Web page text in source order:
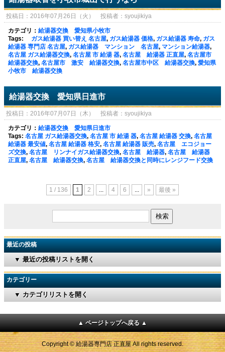
投稿日：2016年07月26日（火） 投稿者：syoujikiya
カテゴリ： 給湯器交換 愛知県小牧市
Tags:
ガス給湯器 買い替え 名古屋, ガス給湯器 価格, ガス給湯器 寿命, ガス
給湯器 専門店 名古屋, ガス給湯器 マンション 名古屋, マンション給湯器,
名古屋 ガス給湯器交換, 名古屋 市 給湯 器, 名古屋 給湯器 正直屋, 名古屋市
給湯器交換, 名古屋市 激安 給湯器交換, 名古屋市中区 給湯器交換, 愛知県
小牧市 給湯器交換
給湯器交換 愛知県日進市
投稿日：2016年07月07日（木） 投稿者：syoujikiya
カテゴリ： 給湯器交換 愛知県日進市
Tags: 名古屋 ガス給湯器交換, 名古屋 市 給湯 器, 名古屋 給湯器 交換, 名古屋
給湯器 最安値, 名古屋 給湯器 格安, 名古屋 給湯器 販売, 名古屋 エコジョー
ズ交換, 名古屋 リンナイガス給湯器交換, 名古屋 給湯器, 名古屋 給湯器
正直屋, 名古屋 給湯器交換, 名古屋 給湯器交換と同時にレンジフード交換
1 / 136 1 2 ... 4 6 ... » 最後 »
最近の投稿
▼ 最近の投稿リストを開く
カテゴリー
▼ カテゴリリストを開く
▲ ページトップへ戻る ▲
Copyright © 給湯器専門店 正直屋 All rights reserved.